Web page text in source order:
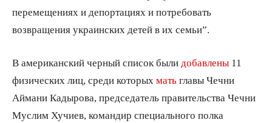
перемещениях и депортациях и потребовать
возвращения украинских детей в их семьи”.
В американский черный список были добавлены 11
физических лиц, среди которых мать главы Чечни
Аймани Кадырова, председатель правительства Чечни
Муслим Хучиев, командир специального полка